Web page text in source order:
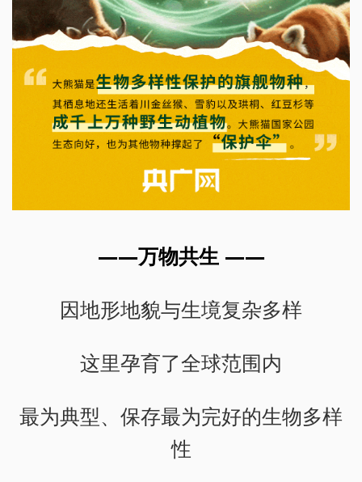
——万物共生 ——
因地形地貌与生境复杂多样
这里孕育了全球范围内
最为典型、保存最为完好的生物多样
性